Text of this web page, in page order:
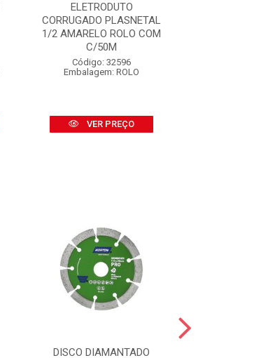
ELETRODUTO
CORRUGADO PLASNETAL
1/2 AMARELO ROLO COM
C/50M
Código: 32596
Embalagem: ROLO
VER PREÇO
DISCO DIAMANTADO